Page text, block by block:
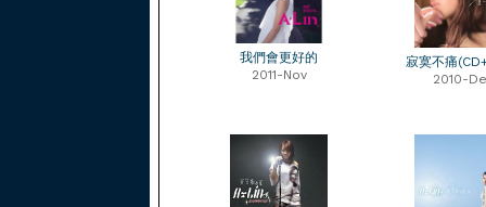
我們會更好的
2011-Nov
寂寞不痛
2010-